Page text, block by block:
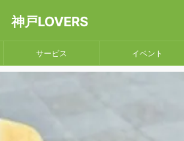
神戸LOVERS
サービス イベント